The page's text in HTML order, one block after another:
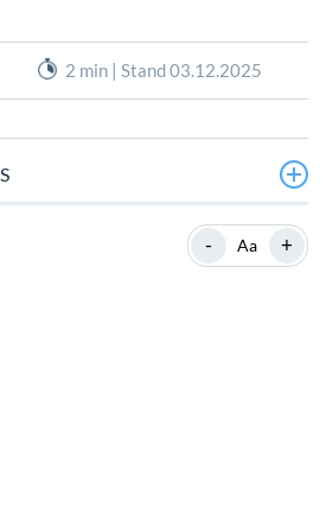
2 min | Stand 03.12.2025
von digitalen
- Aa +